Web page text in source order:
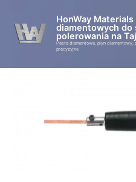
treści
HonWay
diamentowych do
polerowania na
Pasta diamentowa, płyn
precyzyjne
miniszlifierka